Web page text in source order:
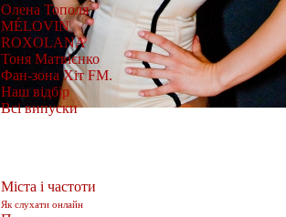
Олена Тополя
MÉLOVIN
ROXOLANA
Тоня Матвієнко
Фан-зона Хіт FM.
Наш відбір
Всі випуски
Міста і частоти
Як слухати онлайн